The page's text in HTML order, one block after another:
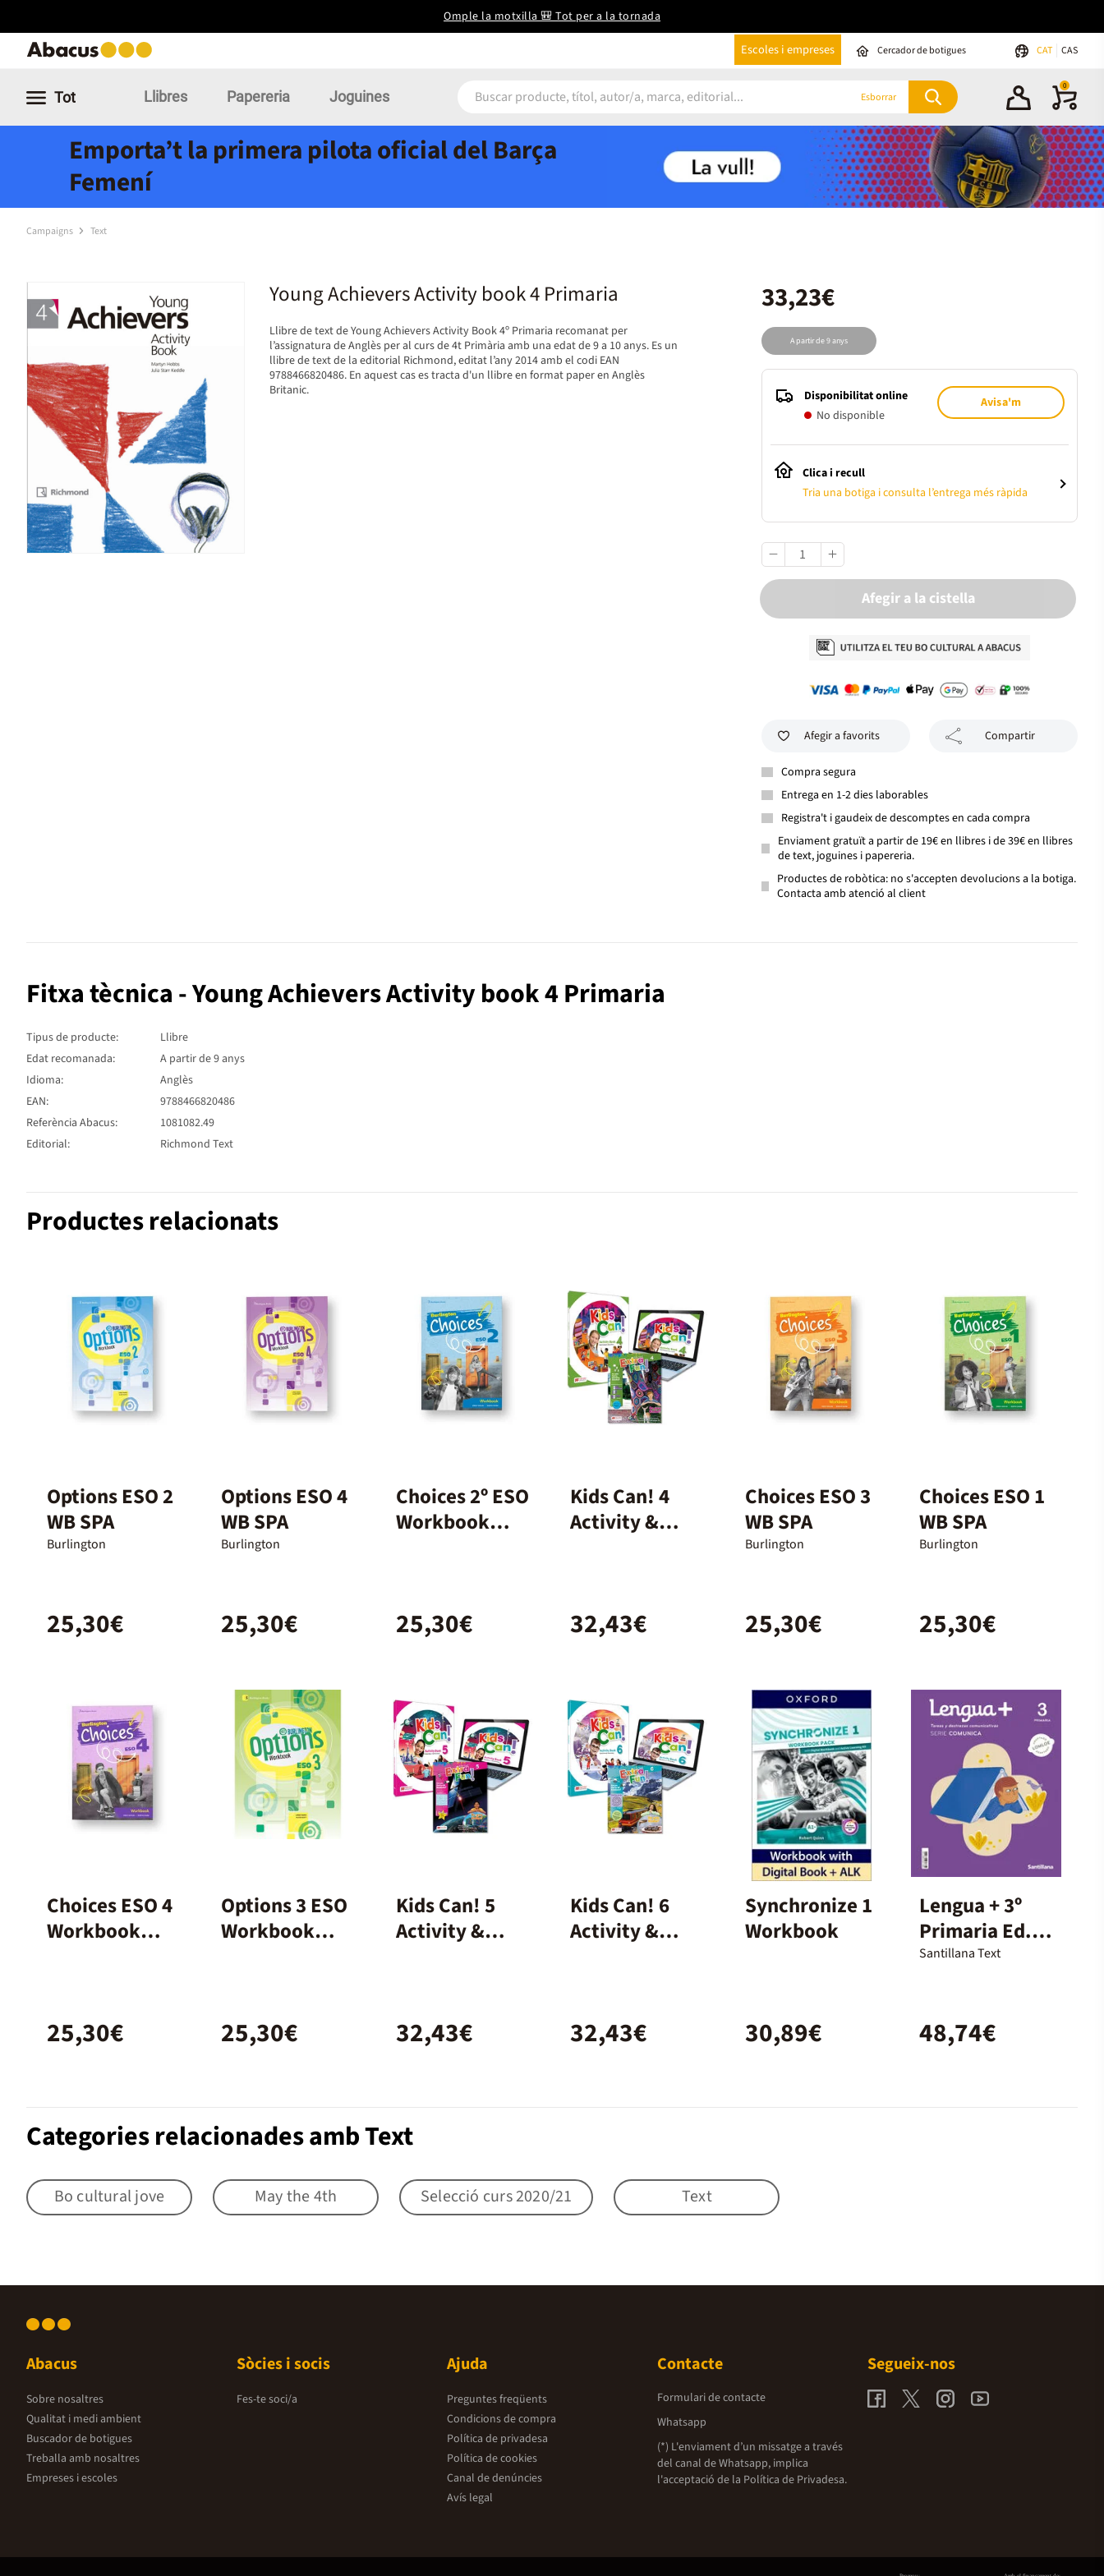
Omple la motxilla 🎒 Tot per a la tornada
Escoles i empreses Cercador de botigues CAT CAS
Tot Llibres Papereria Joguines Esborrar
0
Emporta’t la primera pilota oficial del Barça
Femení
Campaigns Text
Young Achievers Activity book 4 Primaria
Llibre de text de Young Achievers Activity Book 4º Primaria recomanat per
l’assignatura de Anglès per al curs de 4t Primària amb una edat de 9 a 10 anys. Es un
llibre de text de la editorial Richmond, editat l’any 2014 amb el codi EAN
9788466820486. En aquest cas es tracta d'un llibre en format paper en Anglès
Britanic.
33,23€
A partir de 9 anys
Disponibilitat online
No disponible
Avisa'm
Clica i recull
Tria una botiga i consulta l’entrega més ràpida
Afegir a la cistella
Afegir a favorits Compartir
Compra segura
Entrega en 1-2 dies laborables
Registra't i gaudeix de descomptes en cada compra
Enviament gratuït a partir de 19€ en llibres i de 39€ en llibres
de text, joguines i papereria.
Productes de robòtica: no s'accepten devolucions a la botiga.
Contacta amb atenció al client
Fitxa tècnica - Young Achievers Activity book 4 Primaria
Tipus de producte:
Llibre
Edat recomanada:
A partir de 9 anys
Idioma:
Anglès
EAN:
9788466820486
Referència Abacus:
1081082.49
Editorial:
Richmond Text
Productes relacionats
Options ESO 2
WB SPA
Burlington
25,30€
Options ESO 4
WB SPA
Burlington
25,30€
Choices 2º ESO
Workbook
25,30€
Kids Can! 4
Activity &
32,43€
Choices ESO 3
WB SPA
Burlington
25,30€
Choices ESO 1
WB SPA
Burlington
25,30€
Choices ESO 4
Workbook
25,30€
Options 3 ESO
Workbook
25,30€
Kids Can! 5
Activity &
32,43€
Kids Can! 6
Activity &
32,43€
Synchronize 1
Workbook
30,89€
Lengua + 3º
Primaria Ed.
Santillana
Santillana Text
48,74€
Categories relacionades amb Text
Bo cultural jove May the 4th Selecció curs 2020/21 Text
Abacus
Sobre nosaltres
Qualitat i medi ambient
Buscador de botigues
Treballa amb nosaltres
Empreses i escoles
Sòcies i socis
Fes-te soci/a
Ajuda
Preguntes freqüents
Condicions de compra
Política de privadesa
Política de cookies
Canal de denúncies
Avís legal
Contacte
Formulari de contacte
Whatsapp
(*) L'enviament d’un missatge a través
del canal de Whatsapp, implica
l'acceptació de la Política de Privadesa.
Segueix-nos